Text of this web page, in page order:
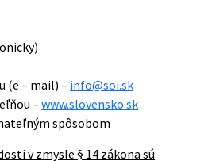
(e – mail) – info@soi.sk
– www.slovensko.sk
spôsobom
v zmysle § 14 zákona sú